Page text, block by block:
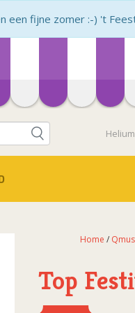
een fijne zomer :-) 't
Home /
Top